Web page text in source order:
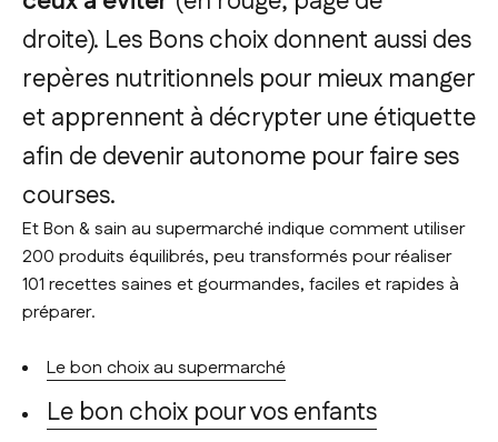
droite). Les Bons choixdonnent aussi des
repères nutritionnels pour mieux manger
et apprennent à décrypter une étiquette
afin de devenir autonome pour faire ses
courses.
EtBon & sain au supermarchéindique comment utiliser
200 produits équilibrés, peu transformés pour réaliser
101 recettes saines et gourmandes, faciles et rapides à
préparer.
Le bon choix au supermarché
Le bon choix pour vos enfants